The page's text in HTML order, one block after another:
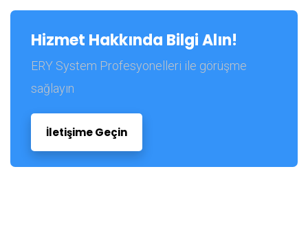
Hizmet Hakkında Bilgi Alın!
ERY System Profesyonelleri ile görüşme
sağlayın
İletişime Geçin